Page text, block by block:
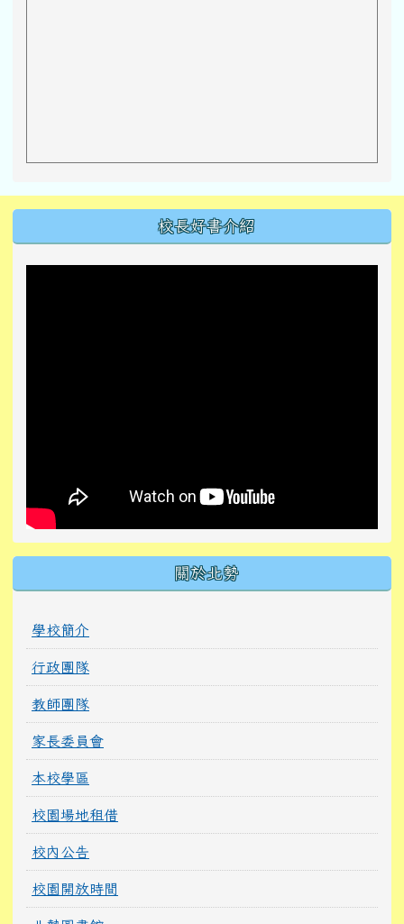
校長好書介紹
關於北勢
學校簡介
行政團隊
教師團隊
家長委員會
本校學區
校園場地租借
校內公告
校園開放時間